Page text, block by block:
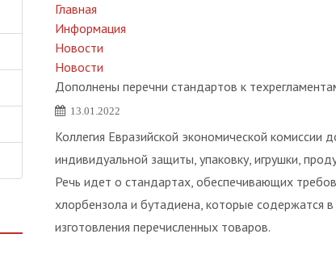
Главная
Информация
Новости
Новости
Дополнены перечни стандартов к
13.01.2022
Коллегия Евразийской экономической комиссии
индивидуальной защиты, упаковку, игрушки,
Речь идет о стандартах, обеспечивающих
хлорбензола и бутадиена, которые содержатся
изготовления перечисленных товаров.